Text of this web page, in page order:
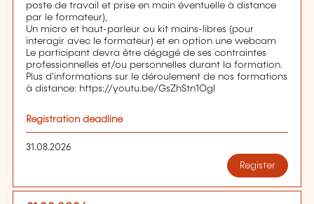
poste de travail et prise en main éventuelle à distance
par le formateur),
Un micro et haut-parleur ou kit mains-libres (pour
interagir avec le formateur) et en option une webcam
Le participant devra être dégagé de ses contraintes
professionnelles et/ou personnelles durant la formation.
Plus d'informations sur le déroulement de nos formations
à distance: https://youtu.be/GsZhStn1OgI
Registration deadline
31.08.2026
Register